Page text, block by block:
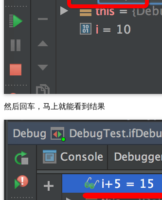
然后回车，马上就能看到结果